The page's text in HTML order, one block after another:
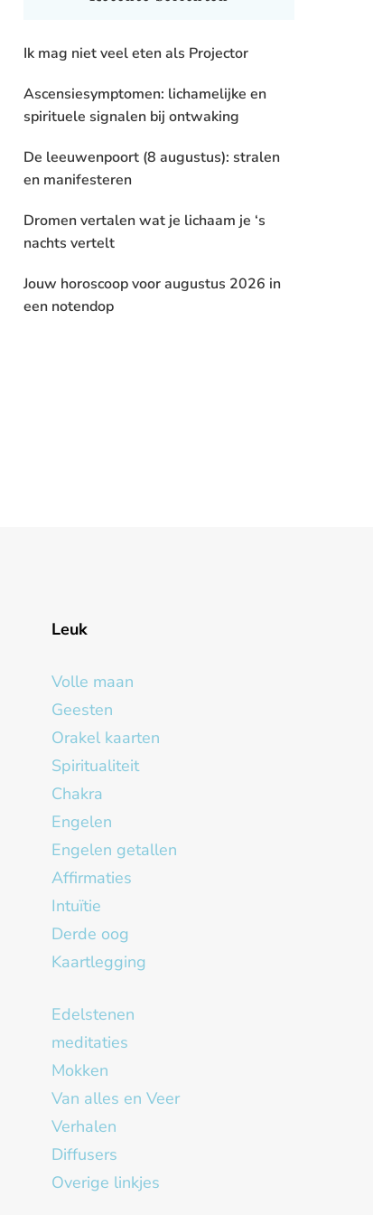
Ik mag niet veel eten als Projector
Ascensiesymptomen: lichamelijke en
spirituele signalen bij ontwaking
De leeuwenpoort (8 augustus): stralen
en manifesteren
Dromen vertalen wat je lichaam je ‘s
nachts vertelt
Jouw horoscoop voor augustus 2026 in
een notendop
Leuk
Volle maan
Geesten
Orakel kaarten
Spiritualiteit
Chakra
Engelen
Engelen getallen
Affirmaties
Intuïtie
Derde oog
Kaartlegging
Edelstenen
meditaties
Mokken
Van alles en Veer
Verhalen
Diffusers
Overige linkjes